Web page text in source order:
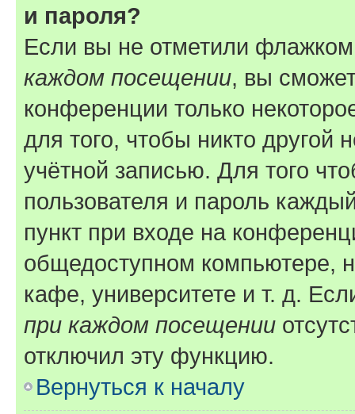
и пароля?
Если вы не отметили
каждом посещении, вы
конференции только
для того, чтобы никто другой
учётной записью. Для того
пользователя и пароль
пункт при входе на
общедоступном компьютере,
кафе, университете и т. д.
при каждом посещении
отключил эту функцию.
Вернуться к началу